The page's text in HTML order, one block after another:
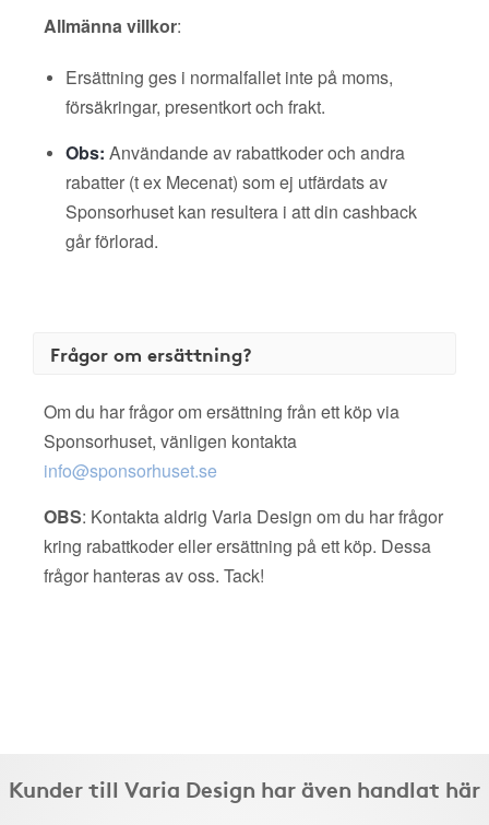
Allmänna villkor:
Ersättning ges i normalfallet inte på moms,
försäkringar, presentkort och frakt.
Obs: Användande av rabattkoder och andra
rabatter (t ex Mecenat) som ej utfärdats av
Sponsorhuset kan resultera i att din cashback
går förlorad.
Frågor om ersättning?
Om du har frågor om ersättning från ett köp via
Sponsorhuset, vänligen kontakta
info@sponsorhuset.se
OBS: Kontakta aldrig Varia Design om du har frågor
kring rabattkoder eller ersättning på ett köp. Dessa
frågor hanteras av oss. Tack!
Kunder till Varia Design har även handlat här